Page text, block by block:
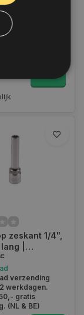
verzending
werkdagen.
(NL & BE)
zeskant 1/4",
|
verzending
werkdagen.
gratis
(NL & BE)
Targeting
de